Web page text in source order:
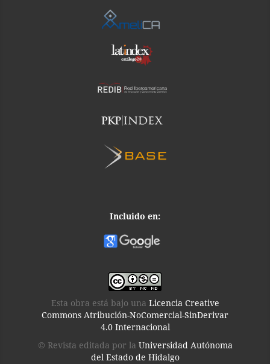
Incluido en:
Esta obra está bajo una Licencia Creative
Commons Atribución-NoComercial-SinDerivar
4.0 Internacional
© Revista editada por la Universidad Autónoma
del Estado de Hidalgo